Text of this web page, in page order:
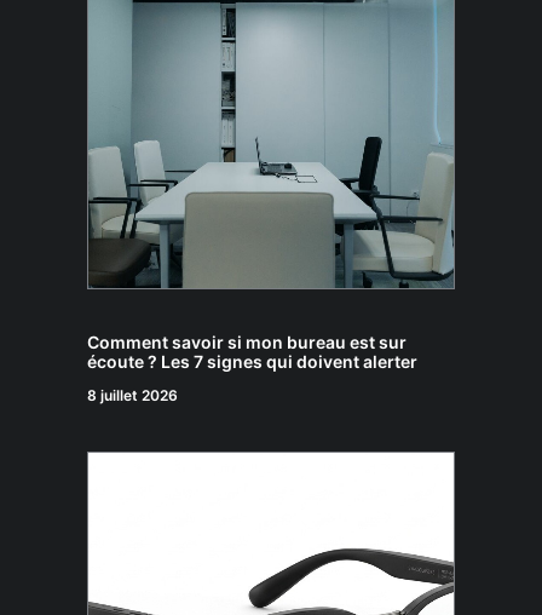
Comment savoir si mon bureau est sur
écoute ? Les 7 signes qui doivent alerter
8 juillet 2026